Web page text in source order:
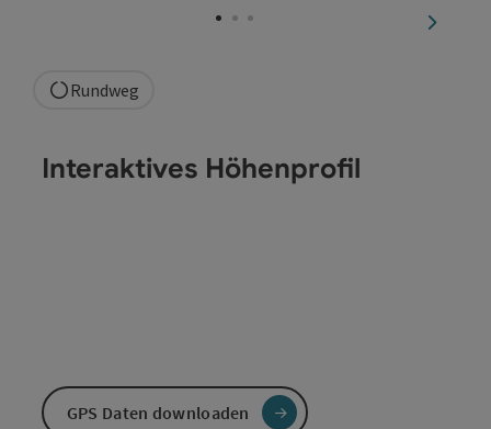
Rundweg
Interaktives Höhenprofil
GPS Daten downloaden